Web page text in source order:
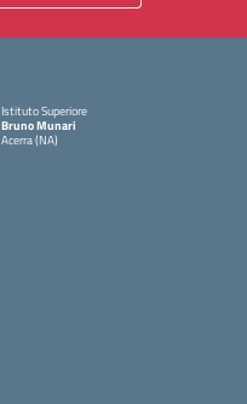
Istituto Superiore
Bruno Munari
Acerra (NA)